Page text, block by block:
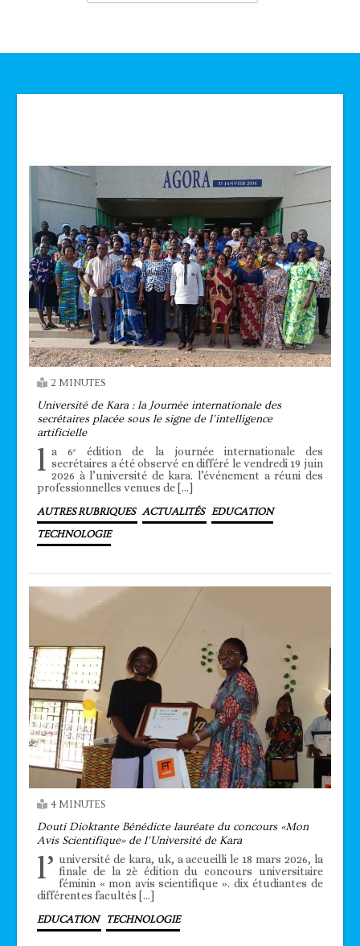
2 MINUTES
Université de Kara : la Journée internationale des
secrétaires placée sous le signe de l’intelligence
artificielle
l a 6ᵉ édition de la journée internationale des
secrétaires a été observé en différé le vendredi 19 juin
2026 à l’université de kara. l’événement a réuni des
professionnelles venues de […]
AUTRES RUBRIQUES ACTUALITÉS EDUCATION
TECHNOLOGIE
4 MINUTES
Douti Dioktante Bénédicte lauréate du concours «Mon
Avis Scientifique» de l’Université de Kara
l’ université de kara, uk, a accueilli le 18 mars 2026, la
finale de la 2è édition du concours universitaire
féminin « mon avis scientifique ». dix étudiantes de
différentes facultés […]
EDUCATION TECHNOLOGIE